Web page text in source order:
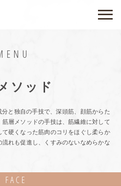
ソッド
と独自の手技で、深頭筋、顔筋からた
筋層メソッドの手技は、筋繊維に対して
て硬くなった筋肉のコリをほぐし柔らか
流れも促進し、くすみのないなめらかな
FACE